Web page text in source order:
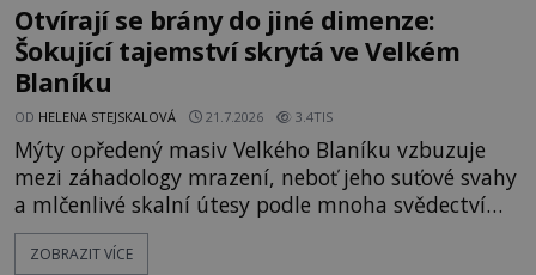
Otvírají se brány do jiné dimenze:
Šokující tajemství skrytá ve Velkém
Blaníku
OD HELENA STEJSKALOVÁ 21.7.2026 3.4TIS
Mýty opředený masiv Velkého Blaníku vzbuzuje
mezi záhadology mrazení, neboť jeho suťové svahy
a mlčenlivé skalní útesy podle mnoha svědectví
fungují jako anomální zóny, kde selhává lidské
vnímání času i prostoru. Geologické anomálie hory
ZOBRAZIT VÍCE